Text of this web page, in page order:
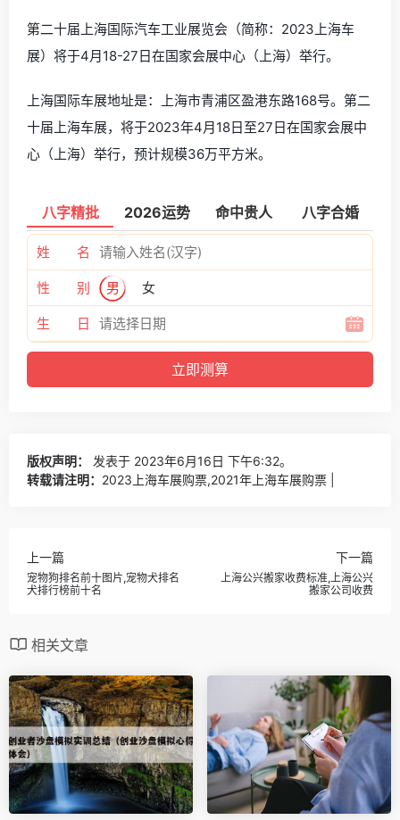
第二十届上海国际汽车工业展览会（简称：2023上海车
展）将于4月18-27日在国家会展中心（上海）举行。
上海国际车展地址是：上海市青浦区盈港东路168号。第二
十届上海车展，将于2023年4月18日至27日在国家会展中
心（上海）举行，预计规模36万平方米。
八字精批 2026运势 命中贵人 八字合婚
姓 名
性 别 男 女
生 日
版权声明：
发表于 2023年6月16日 下午6:32。
转载请注明： 2023上海车展购票,2021年上海车展购票 |
上一篇
宠物狗排名前十图片,宠物犬排名
犬排行榜前十名
下一篇
上海公兴搬家收费标准,上海公兴
搬家公司收费
相关文章